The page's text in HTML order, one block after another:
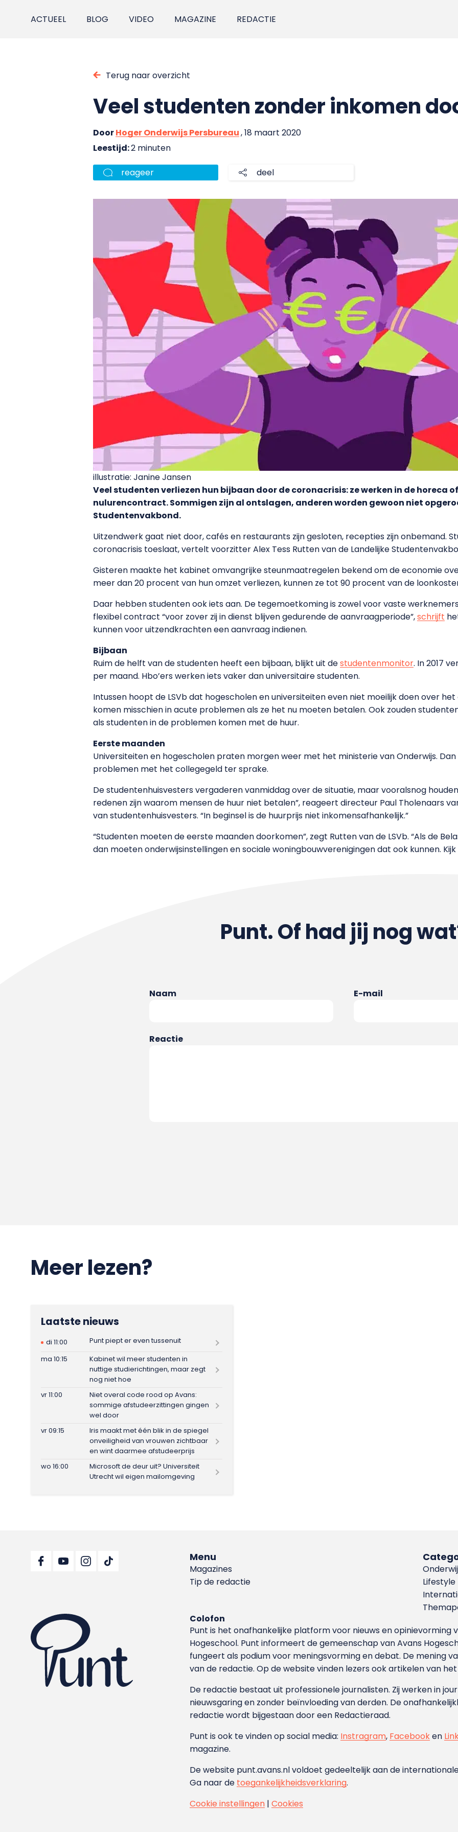
ACTUEEL BLOG VIDEO MAGAZINE REDACTIE
Terug naar overzicht
Veel studenten zonder inkomen
DoorHoger Onderwijs Persbureau, 18 maart 2020
Leestijd:2 minuten
reageer deel
illustratie: Janine Jansen
Veel studenten verliezen hun bijbaan door de coronacrisis: ze werken in de horeca
nulurencontract. Sommigen zijn al ontslagen, anderen worden gewoon niet
Studentenvakbond.
Uitzendwerk gaat niet door, cafés en restaurants zijn gesloten, recepties zijn onbemand.
coronacrisis toeslaat, vertelt voorzitter Alex Tess Rutten van de Landelijke
Gisteren maakte het kabinet omvangrijke steunmaatregelen bekend om de economie
meer dan 20 procent van hun omzet verliezen, kunnen ze tot 90 procent van de
Daar hebben studenten ook iets aan. De tegemoetkoming is zowel voor vaste
flexibel contract “voor zover zij in dienst blijven gedurende de aanvraagperiode”,schrijft
kunnen voor uitzendkrachten een aanvraag indienen.
Bijbaan
Ruim de helft van de studenten heeft een bijbaan, blijkt uit destudentenmonitor. In 2017
per maand. Hbo’ers werken iets vaker dan universitaire studenten.
Intussen hoopt de LSVb dat hogescholen en universiteiten even niet moeilijk doen over
komen misschien in acute problemen als ze het nu moeten betalen. Ook zouden
als studenten in de problemen komen met de huur.
Eerste maanden
Universiteiten en hogescholen praten morgen weer met het ministerie van Onderwijs.
problemen met het collegegeld ter sprake.
De studentenhuisvesters vergaderen vanmiddag over de situatie, maar vooralsnog
redenen zijn waarom mensen de huur niet betalen”, reageert directeur Paul Tholenaars
van studentenhuisvesters. “In beginsel is de huurprijs niet inkomensafhankelijk.”
“Studenten moeten de eerste maanden doorkomen”, zegt Rutten van de LSVb. “Als de
dan moeten onderwijsinstellingen en sociale woningbouwverenigingen dat ook kunnen.
Punt. Of had jij nog
Naam E-mail
Reactie
Meer lezen?
Laatste nieuws
di 11:00
Punt piept er even tussenuit
ma 10:15
Kabinet wil meer studenten in
nuttige studierichtingen, maar zegt
nog niet hoe
vr 11:00
Niet overal code rood op Avans:
sommige afstudeerzittingen gingen
wel door
vr 09:15
Iris maakt met één blik in de spiegel
onveiligheid van vrouwen zichtbaar
en wint daarmee afstudeerprijs
wo 16:00
Microsoft de deur uit? Universiteit
Utrecht wil eigen mailomgeving
Menu
Magazines
Tip de redactie
Lifestyle
Colofon
Punt is het onafhankelijke platform voor nieuws en
Hoge­school. Punt informeert de gemeenschap van Avans
fungeert als podium voor meningsvorming en debat. De mening
van de redactie. Op de website vinden lezers ook artikelen van
De redactie bestaat uit professionele journalisten. Zij werken in
nieuwsgaring en zonder beïnvloeding van derden. De
redactie wordt bijgestaan door een Redactieraad.
Punt is ook te vinden op social media: Instragram, Facebooken
magazine.
De website punt.avans.nl voldoet gedeeltelijk aan de
Ga naar de toegankelijkheidsverklaring.
Cookie instellingen |Cookies